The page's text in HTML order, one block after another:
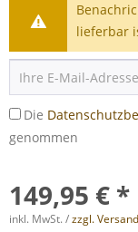
lieferbar
Die
genommen
149,95 € *
inkl. MwSt. /zzgl.